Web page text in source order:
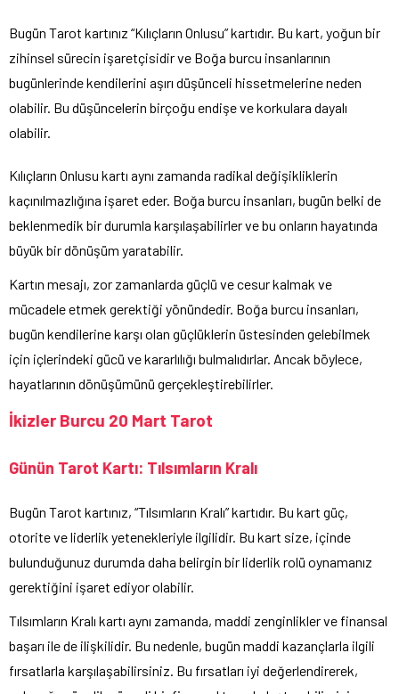
Bugün Tarot kartınız “Kılıçların Onlusu” kartıdır. Bu kart, yoğun bir
zihinsel sürecin işaretçisidir ve Boğa burcu insanlarının
bugünlerinde kendilerini aşırı düşünceli hissetmelerine neden
olabilir. Bu düşüncelerin birçoğu endişe ve korkulara dayalı
olabilir.
Kılıçların Onlusu kartı aynı zamanda radikal değişikliklerin
kaçınılmazlığına işaret eder. Boğa burcu insanları, bugün belki de
beklenmedik bir durumla karşılaşabilirler ve bu onların hayatında
büyük bir dönüşüm yaratabilir.
Kartın mesajı, zor zamanlarda güçlü ve cesur kalmak ve
mücadele etmek gerektiği yönündedir. Boğa burcu insanları,
bugün kendilerine karşı olan güçlüklerin üstesinden gelebilmek
için içlerindeki gücü ve kararlılığı bulmalıdırlar. Ancak böylece,
hayatlarının dönüşümünü gerçekleştirebilirler.
İkizler Burcu 20 Mart Tarot
Günün Tarot Kartı: Tılsımların Kralı
Bugün Tarot kartınız, “Tılsımların Kralı” kartıdır. Bu kart güç,
otorite ve liderlik yetenekleriyle ilgilidir. Bu kart size, içinde
bulunduğunuz durumda daha belirgin bir liderlik rolü oynamanız
gerektiğini işaret ediyor olabilir.
Tılsımların Kralı kartı aynı zamanda, maddi zenginlikler ve finansal
başarı ile de ilişkilidir. Bu nedenle, bugün maddi kazançlarla ilgili
fırsatlarla karşılaşabilirsiniz. Bu fırsatları iyi değerlendirerek,